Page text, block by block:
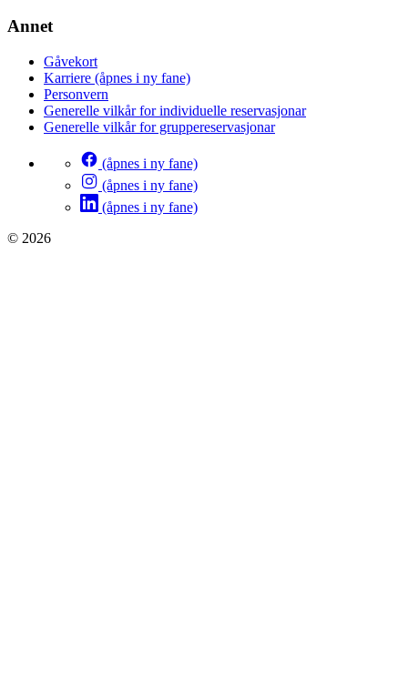
Annet
Gåvekort
Karriere (åpnes i ny fane)
Personvern
Generelle vilkår for individuelle reservasjonar
Generelle vilkår for gruppereservasjonar
(åpnes i ny fane)
(åpnes i ny fane)
(åpnes i ny fane)
© 2026